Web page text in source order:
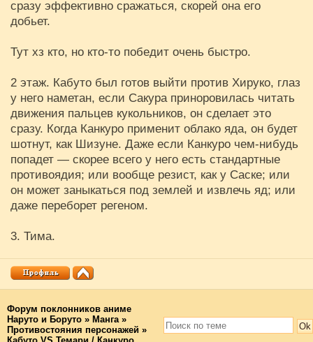
сразу эффективно сражаться, скорей она его
добьет.
Тут хз кто, но кто-то победит очень быстро.
2 этаж. Кабуто был готов выйти против Хируко, глаз
у него наметан, если Сакура приноровилась читать
движения пальцев кукольников, он сделает это
сразу. Когда Канкуро применит облако яда, он будет
шотнут, как Шизуне. Даже если Канкуро чем-нибудь
попадет — скорее всего у него есть стандартные
противоядия; или вообще резист, как у Саске; или
он может заныкаться под землей и извлечь яд; или
даже переборет регеном.
3. Тима.
Форум поклонников аниме
Наруто и Боруто » Манга »
Противостояния персонажей »